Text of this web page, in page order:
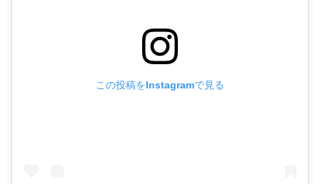
この投稿をInstagramで見る